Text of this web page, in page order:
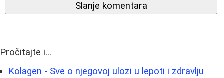
Slanje komentara
Pročitajte i...
Kolagen - Sve o njegovoj ulozi u lepoti i zdravlju